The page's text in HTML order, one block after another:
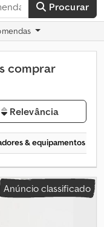
Procurar
comprar
Relevância
& equipamentos de
Anúncio classificado